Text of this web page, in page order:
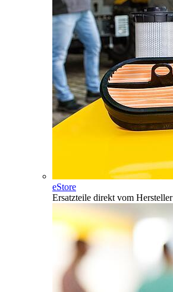
eStore
Ersatzteile direkt vom Hersteller